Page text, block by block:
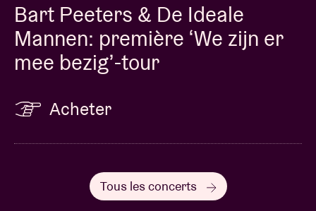
Bart Peeters & De Ideale
Mannen: première ‘We zijn er
mee bezig’-tour
Acheter
Tous les concerts